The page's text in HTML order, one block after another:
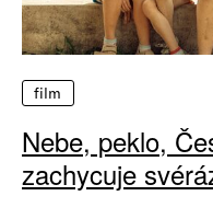
film
Nebe, peklo,
zachycuje